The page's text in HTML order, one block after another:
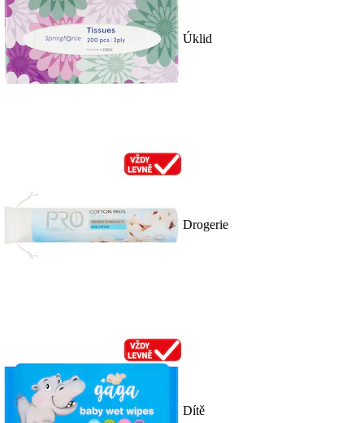
Úklid
Drogerie
Dítě